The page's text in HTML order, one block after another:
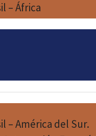
– África
– América del Sur.